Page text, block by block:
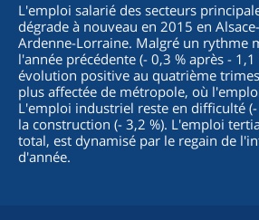
L'emploi salarié des secteurs
dégrade à nouveau en 2015 en
Ardenne-Lorraine. Malgré un rythme
l'année précédente (- 0,3 % après -
évolution positive au quatrième
plus affectée de métropole, où
L'emploi industriel reste en difficulté
la construction (- 3,2 %). L'emploi
total, est dynamisé par le regain de
d'année.